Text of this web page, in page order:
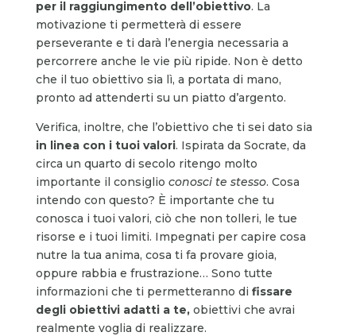
per il raggiungimento dell’obiettivo. La
motivazione ti permetterà di essere
perseverante e ti darà l’energia necessaria a
percorrere anche le vie più ripide. Non è detto
che il tuo obiettivo sia lì, a portata di mano,
pronto ad attenderti su un piatto d’argento.
Verifica, inoltre, che l’obiettivo che ti sei dato sia
in linea con i tuoi valori. Ispirata da Socrate, da
circa un quarto di secolo ritengo molto
importante il consiglio conosci te stesso. Cosa
intendo con questo? È importante che tu
conosca i tuoi valori, ciò che non tolleri, le tue
risorse e i tuoi limiti. Impegnati per capire cosa
nutre la tua anima, cosa ti fa provare gioia,
oppure rabbia e frustrazione… Sono tutte
informazioni che ti permetteranno di fissare
degli obiettivi adatti a te, obiettivi che avrai
realmente voglia di realizzare.